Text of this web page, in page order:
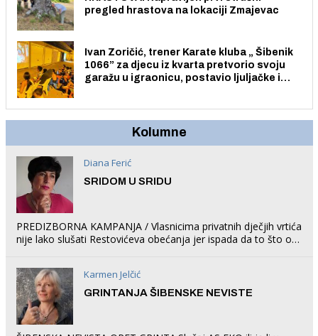
pregled hrastova na lokaciji Zmajevac
Ivan Zoričić, trener Karate kluba „ Šibenik
1066” za djecu iz kvarta pretvorio svoju
garažu u igraonicu, postavio ljuljačke i
Kolumne
Diana Ferić
SRIDOM U SRIDU
PREDIZBORNA KAMPANJA / Vlasnicima privatnih dječjih vrtića
nije lako slušati Restovićeva obećanja jer ispada da to što oni
Karmen Jelčić
GRINTANJA ŠIBENSKE NEVISTE